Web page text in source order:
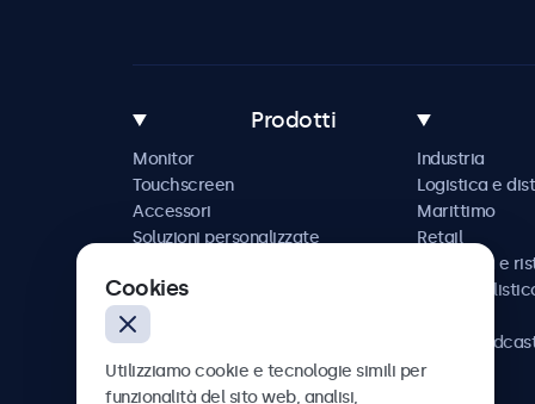
Prodotti
Monitor
Touchscreen
Accessori
Soluzioni personalizzate
Industria
Logistica e
Marittimo
Retail
Ospitalità e
AV e
Sanità
Cookies
Utilizziamo cookie e tecnologie simili per
funzionalità del sito web, analisi,